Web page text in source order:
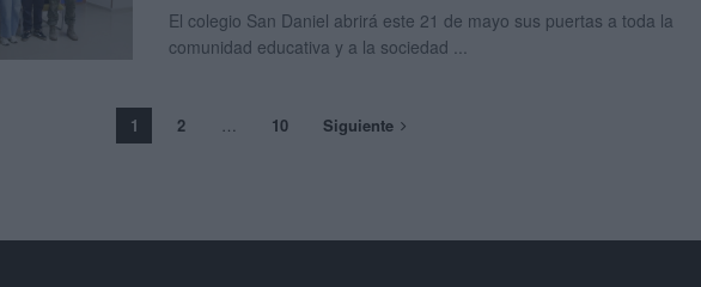
El colegio San Daniel abrirá este 21 de mayo sus puertas a toda la
comunidad educativa y a la sociedad ...
1 2 … 10 Siguiente